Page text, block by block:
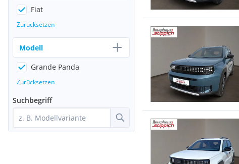
Fiat
Zurücksetzen
Modell
Grande Panda
Zurücksetzen
Suchbegriff